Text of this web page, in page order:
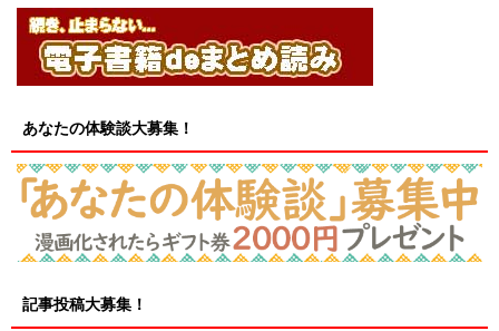
あなたの体験談大募集！
記事投稿大募集！